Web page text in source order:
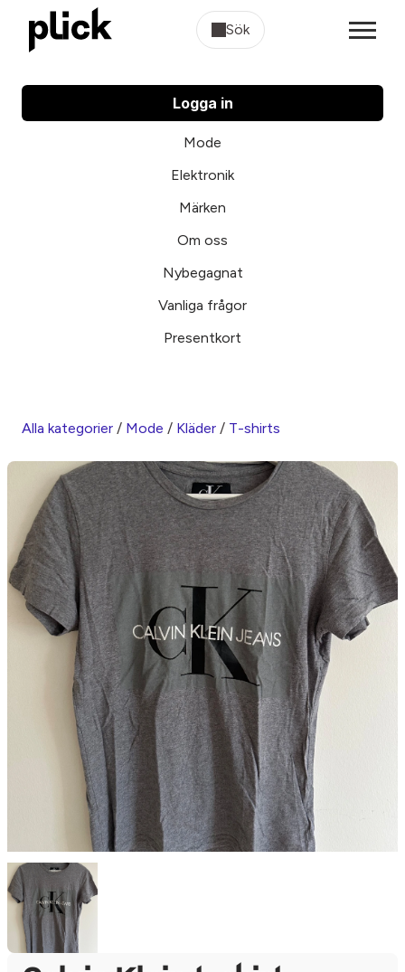
Sök
Logga in
Mode
Elektronik
Märken
Om oss
Nybegagnat
Vanliga frågor
Presentkort
Alla kategorier / Mode / Kläder / T-shirts